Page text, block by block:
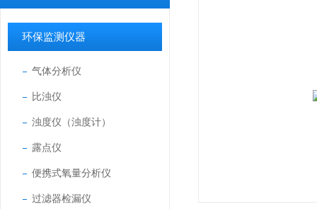
环保监测仪器
气体分析仪
比浊仪
浊度仪（浊度计）
露点仪
便携式氧量分析仪
过滤器检漏仪